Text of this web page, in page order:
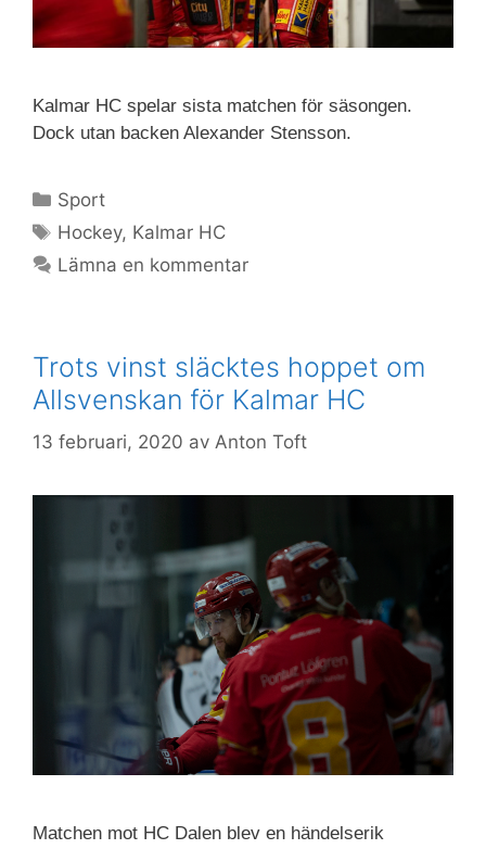
Kalmar HC spelar sista matchen för säsongen.
Dock utan backen Alexander Stensson.
Sport
Hockey, Kalmar HC
Lämna en kommentar
Trots vinst släcktes hoppet om
Allsvenskan för Kalmar HC
13 februari, 2020 av Anton Toft
Matchen mot HC Dalen blev en händelserik